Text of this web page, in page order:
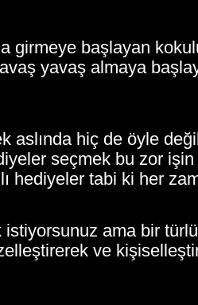
girmeye başlayan
yavaş almaya
hiç de öyle
seçmek bu zor
hediyeler tabi ki her
ama bir
ve